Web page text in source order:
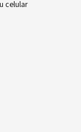
celular